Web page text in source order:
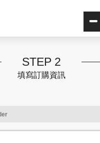
STEP 2
填寫訂購資訊